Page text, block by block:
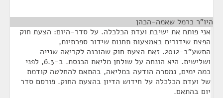
היו"ר כרמל שאמה-הכהן
אני פותח את ישיבת ועדת הכלכלה. על סדר-היום: הצעת חוק
הפצת שידורים באמצעות תחנות שידור ספרתיות,
התשע"ב-2012. זאת הצעת חוק שהוכנה לקריאה שנייה
ושלישית. היא הונחה על שולחן מליאת הכנסת. ב-6.3, לפני
כמה ימים, נמסרה הודעה במליאה, בהתאם להחלטה קודמת
של ועדת הכלכלה על חידוש הדיון בהצעת החוק. פורסם סדר
יום בהתאם.